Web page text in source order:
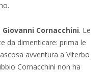
Giovanni Cornacchini. Le
da dimenticare: prima le
avventura a Viterbo
Cornacchini non ha